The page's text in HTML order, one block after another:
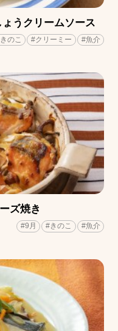
ょうクリームソース
のこ #クリーミー #魚介
ズ焼き
#9月 #きのこ #魚介